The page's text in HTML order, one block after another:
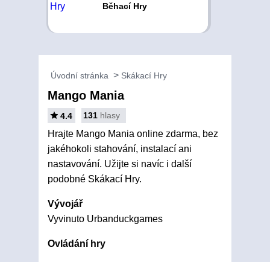
Běhací Hry
Úvodní stránka Skákací Hry
Mango Mania
4.4 131 hlasy
Hrajte Mango Mania online zdarma, bez
jakéhokoli stahování, instalací ani
nastavování. Užijte si navíc i další
podobné Skákací Hry.
Vývojář
Vyvinuto Urbanduckgames
Ovládání hry